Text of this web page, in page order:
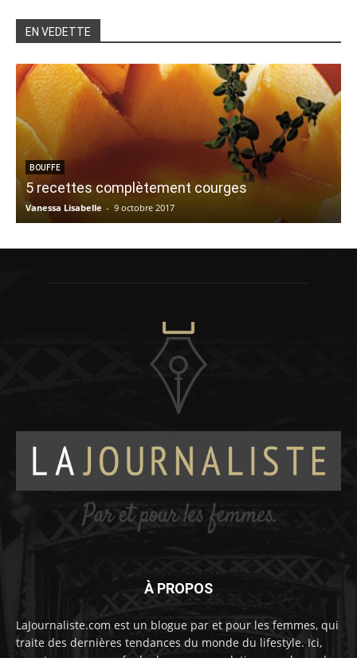
EN VEDETTE
BOUFFE
5 recettes complètement courges
Vanessa Lisabelle - 9 octobre 2017
À PROPOS
LaJournaliste.com est un blogue par et pour les femmes, qui
traite des dernières tendances du monde du lifestyle. Ici,